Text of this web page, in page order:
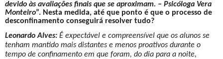
devido às avaliações finais que se aproximam. – Psicóloga Vera
Monteiro”. Nesta medida, até que ponto é que o processo de
desconfinamento conseguirá resolver tudo?
Leonardo Alves: É expectável e compreensível que os alunos se
tenham mantido mais distantes e menos proativos durante o
tempo de confinamento em que foram, do dia para a noite,